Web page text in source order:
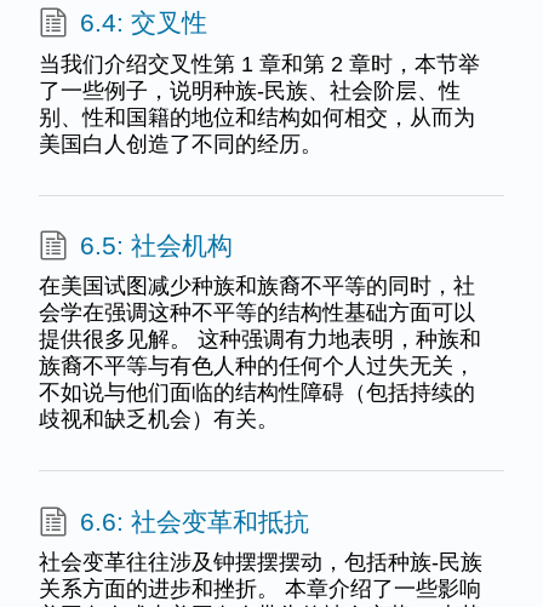
6.4: 交叉性
当我们介绍交叉性第 1 章和第 2 章时，本节举
了一些例子，说明种族-民族、社会阶层、性
别、性和国籍的地位和结构如何相交，从而为
美国白人创造了不同的经历。
6.5: 社会机构
在美国试图减少种族和族裔不平等的同时，社
会学在强调这种不平等的结构性基础方面可以
提供很多见解。 这种强调有力地表明，种族和
族裔不平等与有色人种的任何个人过失无关，
不如说与他们面临的结构性障碍（包括持续的
歧视和缺乏机会）有关。
6.6: 社会变革和抵抗
社会变革往往涉及钟摆摆摆动，包括种族-民族
关系方面的进步和挫折。 本章介绍了一些影响